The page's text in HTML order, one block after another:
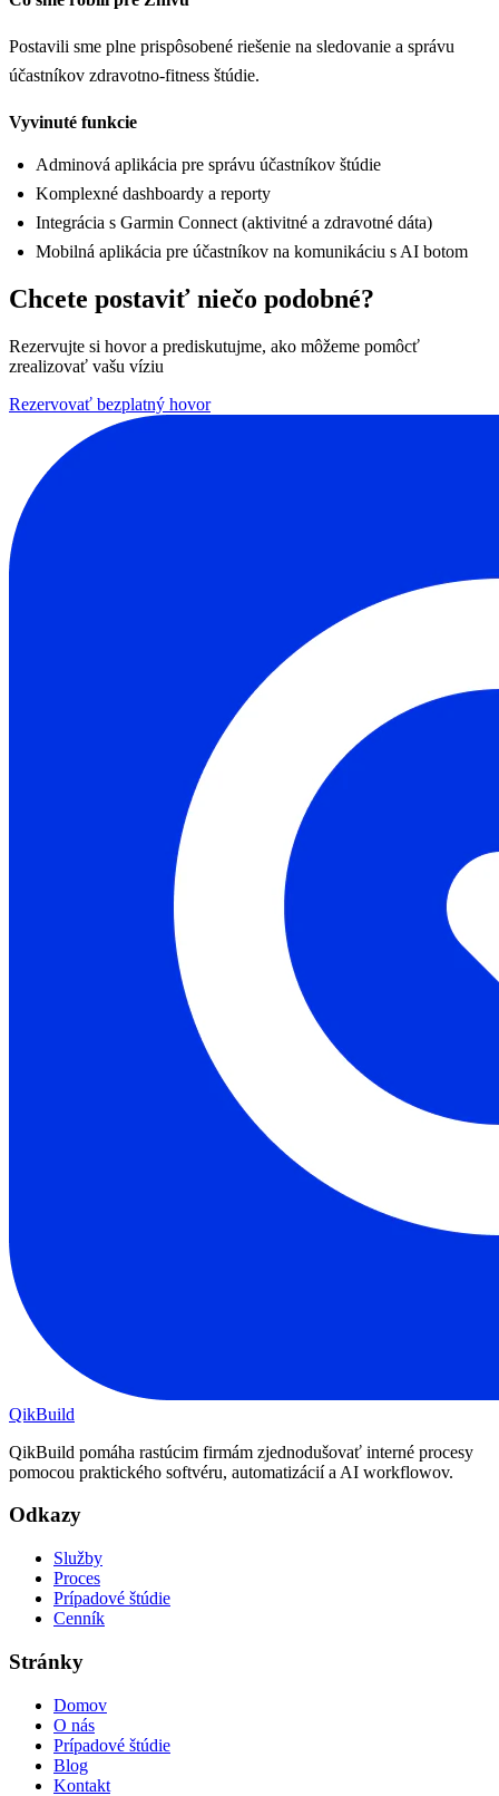
Postavili sme plne prispôsobené riešenie na sledovanie a správu
účastníkov zdravotno-fitness štúdie.
Vyvinuté funkcie
Adminová aplikácia pre správu účastníkov štúdie
Komplexné dashboardy a reporty
Integrácia s Garmin Connect (aktivitné a zdravotné dáta)
Mobilná aplikácia pre účastníkov na komunikáciu s AI botom
Chcete postaviť niečo podobné?
Rezervujte si hovor a prediskutujme, ako môžeme pomôcť
zrealizovať vašu víziu
Rezervovať bezplatný hovor
QikBuild
QikBuild pomáha rastúcim firmám zjednodušovať interné procesy
pomocou praktického softvéru, automatizácií a AI workflowov.
Odkazy
Služby
Proces
Prípadové štúdie
Cenník
Stránky
Domov
O nás
Prípadové štúdie
Blog
Kontakt